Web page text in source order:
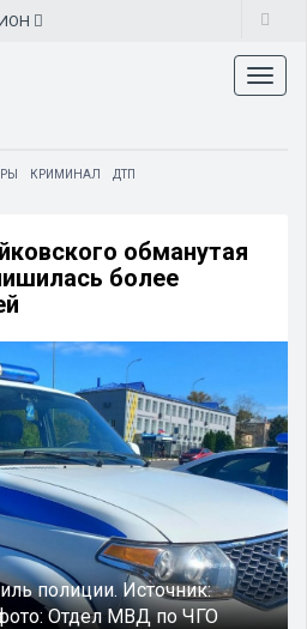
КРИМИНАЛ ДТП
обманутая
более
полиции.Источник:
Отдел МВД по ЧГО